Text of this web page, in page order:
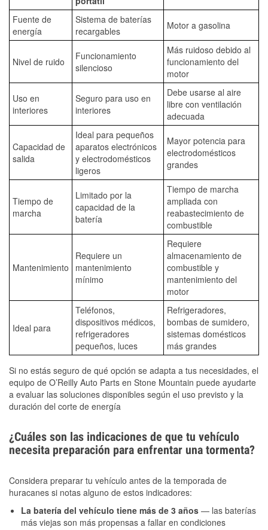
Fuente de
energía
Sistema de baterías
recargables
Motor a gasolina
Nivel de ruido
Funcionamiento
silencioso
Más ruidoso debido al
funcionamiento del
motor
Uso en
interiores
Seguro para uso en
interiores
Debe usarse al aire
libre con ventilación
adecuada
Capacidad de
salida
Ideal para pequeños
aparatos electrónicos
y electrodomésticos
ligeros
Mayor potencia para
electrodomésticos
grandes
Tiempo de
marcha
Limitado por la
capacidad de la
batería
Tiempo de marcha
ampliada con
reabastecimiento de
combustible
Mantenimiento
Requiere un
mantenimiento
mínimo
Requiere
almacenamiento de
combustible y
mantenimiento del
motor
Ideal para
Teléfonos,
dispositivos médicos,
refrigeradores
pequeños, luces
Refrigeradores,
bombas de sumidero,
sistemas domésticos
más grandes
Si no estás seguro de qué opción se adapta a tus necesidades, el
equipo de O’Reilly Auto Parts en Stone Mountain puede ayudarte
a evaluar las soluciones disponibles según el uso previsto y la
duración del corte de energía
¿Cuáles son las indicaciones de que tu vehículo
necesita preparación para enfrentar una tormenta?
Considera preparar tu vehículo antes de la temporada de
huracanes si notas alguno de estos indicadores:
La batería del vehículo tiene más de 3 años — las baterías
más viejas son más propensas a fallar en condiciones